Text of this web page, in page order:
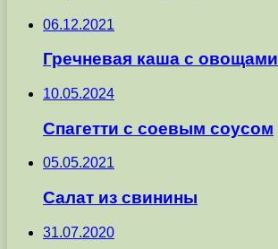
06.12.2021
Гречневая каша с овощами
10.05.2024
Спагетти с соевым соусом
05.05.2021
Салат из свинины
31.07.2020